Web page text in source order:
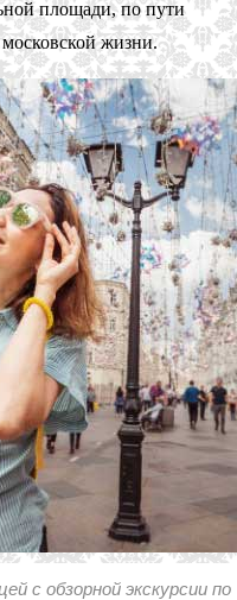
площади, по пути
жизни.
с обзорной экскурсии по